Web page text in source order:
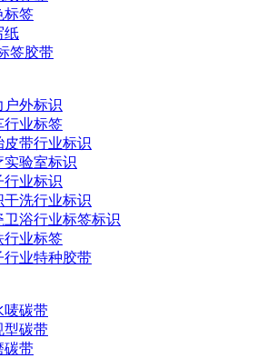
标签
纸
签胶带
户外标识
行业标签
皮带行业标识
实验室标识
行业标识
干洗行业标识
卫浴行业标签标识
行业标签
行业特种胶带
唛碳带
型碳带
碳带